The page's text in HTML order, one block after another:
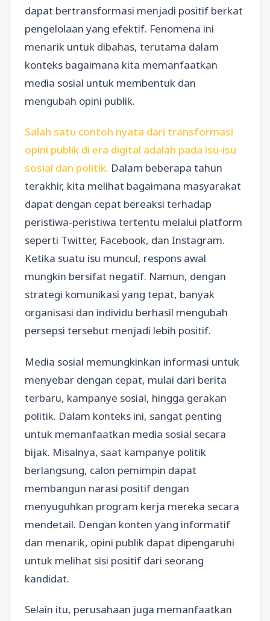
dapat bertransformasi menjadi positif berkat
pengelolaan yang efektif. Fenomena ini
menarik untuk dibahas, terutama dalam
konteks bagaimana kita memanfaatkan
media sosial untuk membentuk dan
mengubah opini publik.
Salah satu contoh nyata dari transformasi
opini publik di era digital adalah pada isu-isu
sosial dan politik. Dalam beberapa tahun
terakhir, kita melihat bagaimana masyarakat
dapat dengan cepat bereaksi terhadap
peristiwa-peristiwa tertentu melalui platform
seperti Twitter, Facebook, dan Instagram.
Ketika suatu isu muncul, respons awal
mungkin bersifat negatif. Namun, dengan
strategi komunikasi yang tepat, banyak
organisasi dan individu berhasil mengubah
persepsi tersebut menjadi lebih positif.
Media sosial memungkinkan informasi untuk
menyebar dengan cepat, mulai dari berita
terbaru, kampanye sosial, hingga gerakan
politik. Dalam konteks ini, sangat penting
untuk memanfaatkan media sosial secara
bijak. Misalnya, saat kampanye politik
berlangsung, calon pemimpin dapat
membangun narasi positif dengan
menyuguhkan program kerja mereka secara
mendetail. Dengan konten yang informatif
dan menarik, opini publik dapat dipengaruhi
untuk melihat sisi positif dari seorang
kandidat.
Selain itu, perusahaan juga memanfaatkan